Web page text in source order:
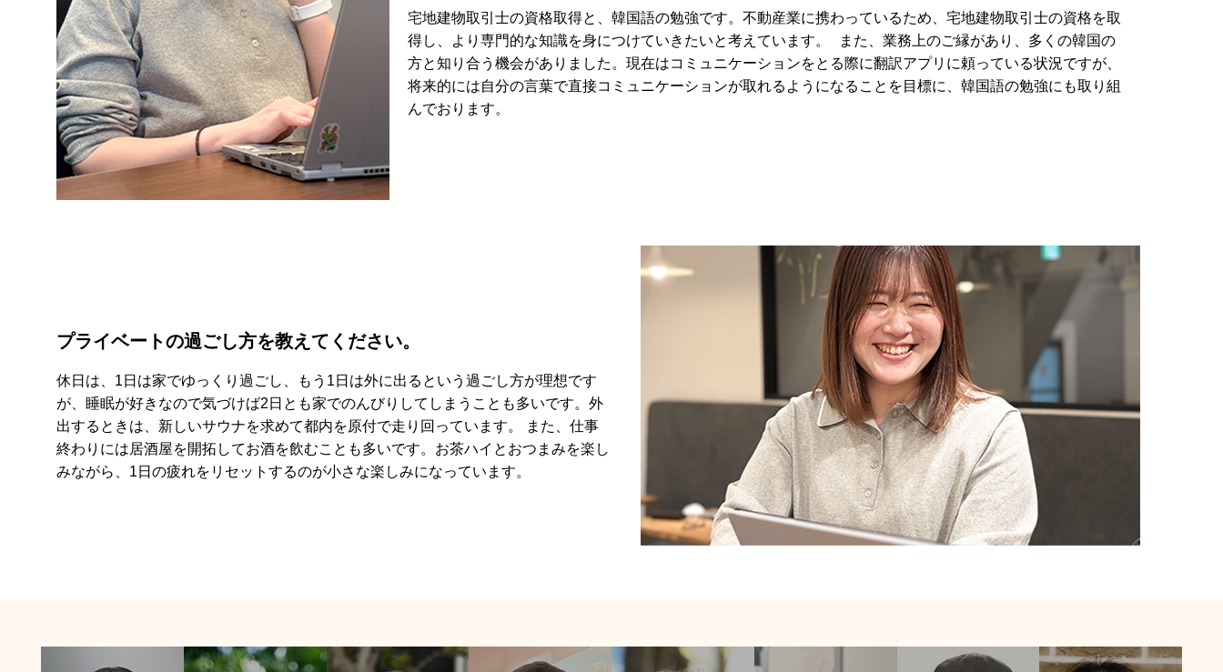
宅地建物取引士の資格取得と、韓国語の勉強です。不動産業に携わっているため、宅地建物取引士の資格を取
得し、より専門的な知識を身につけていきたいと考えています。 また、業務上のご縁があり、多くの韓国の
方と知り合う機会がありました。現在はコミュニケーションをとる際に翻訳アプリに頼っている状況ですが、
将来的には自分の言葉で直接コミュニケーションが取れるようになることを目標に、韓国語の勉強にも取り組
んでおります。
プライベートの過ごし方を教えてください。
休日は、1日は家でゆっくり過ごし、もう1日は外に出るという過ごし方が理想です
が、睡眠が好きなので気づけば2日とも家でのんびりしてしまうことも多いです。外
出するときは、新しいサウナを求めて都内を原付で走り回っています。 また、仕事
終わりには居酒屋を開拓してお酒を飲むことも多いです。お茶ハイとおつまみを楽し
みながら、1日の疲れをリセットするのが小さな楽しみになっています。